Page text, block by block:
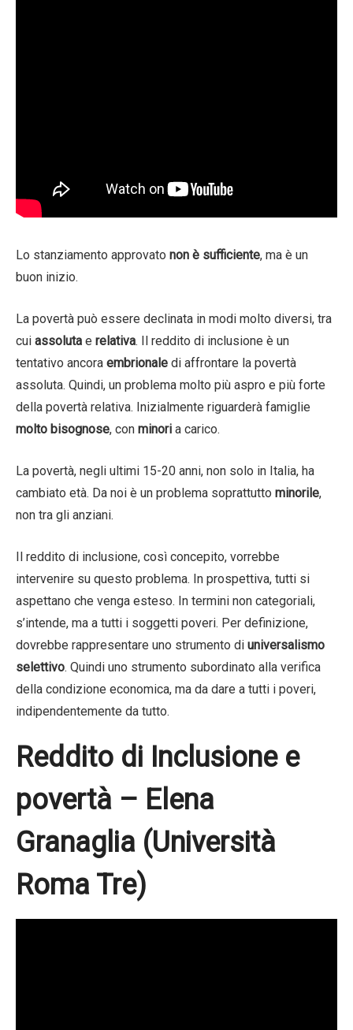
Lo stanziamento approvato non è sufficiente, ma è un
buon inizio.
La povertà può essere declinata in modi molto diversi, tra
cui assoluta e relativa. Il reddito di inclusione è un
tentativo ancora embrionale di affrontare la povertà
assoluta. Quindi, un problema molto più aspro e più forte
della povertà relativa. Inizialmente riguarderà famiglie
molto bisognose, con minori a carico.
La povertà, negli ultimi 15-20 anni, non solo in Italia, ha
cambiato età. Da noi è un problema soprattutto minorile,
non tra gli anziani.
Il reddito di inclusione, così concepito, vorrebbe
intervenire su questo problema. In prospettiva, tutti si
aspettano che venga esteso. In termini non categoriali,
s’intende, ma a tutti i soggetti poveri. Per definizione,
dovrebbe rappresentare uno strumento di universalismo
selettivo. Quindi uno strumento subordinato alla verifica
della condizione economica, ma da dare a tutti i poveri,
indipendentemente da tutto.
Reddito di Inclusione e
povertà – Elena
Granaglia (Università
Roma Tre)